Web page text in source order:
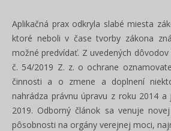
Aplikačná prax odkryla slabé miesta
ktoré neboli v čase tvorby zákona
možné predvídať. Z uvedených
č. 54/2019 Z. z. o ochrane
činnosti a o zmene a doplnení
nahrádza právnu úpravu z roku 2014
2019. Odborný článok sa venuje
pôsobnosti na orgány verejnej moci,